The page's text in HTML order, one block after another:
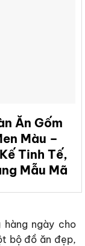
Ăn Gốm
Màu –
Tinh Tế,
Mẫu Mã
hàng ngày cho
bộ đồ ăn đẹp,